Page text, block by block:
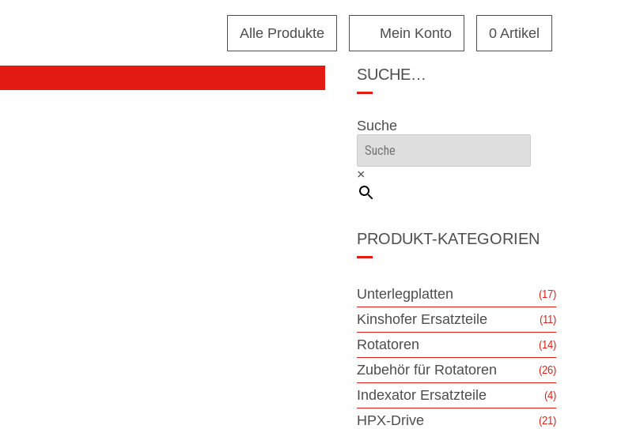
Alle Produkte Mein Konto 0 Artikel
SUCHE…
Suche
×
PRODUKT-KATEGORIEN
Unterlegplatten (17)
Kinshofer Ersatzteile (11)
Rotatoren (14)
Zubehör für Rotatoren (26)
Indexator Ersatzteile (4)
HPX-Drive (21)